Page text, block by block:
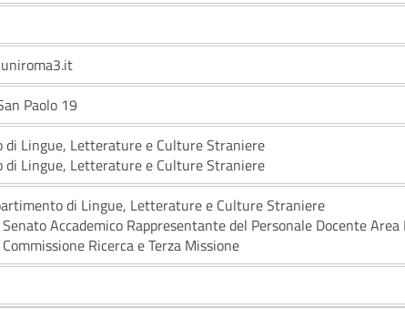
Paolo 19
di Lingue, Letterature e Culture Straniere
di Lingue, Letterature e Culture Straniere
di Lingue, Letterature e Culture Straniere
Accademico Rappresentante del Personale Docente Area I
Ricerca e Terza Missione